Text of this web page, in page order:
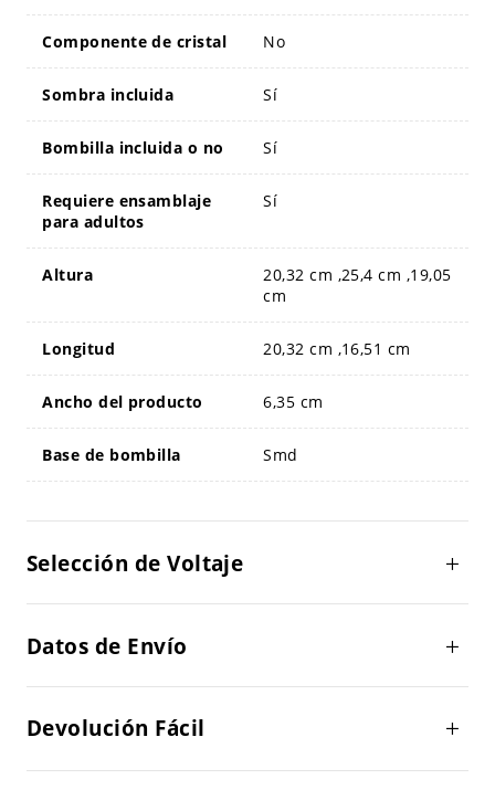
Componente de cristal No
Sombra incluida Sí
Bombilla incluida o no Sí
Requiere ensamblaje
para adultos
Sí
Altura
20,32 cm ,25,4 cm ,19,05
cm
Longitud 20,32 cm ,16,51 cm
Ancho del producto 6,35 cm
Base de bombilla Smd
Selección de Voltaje
Datos de Envío
Devolución Fácil